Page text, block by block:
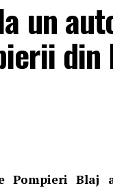
un
din
Pompieri Blaj